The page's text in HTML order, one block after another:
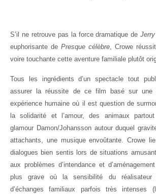
S’il ne retrouve pas la force dramatique de
euphorisante de Presque célèbre, Crowe
voire touchante cette aventure familiale plutôt
Tous les ingrédients d’un spectacle tout
assurer la réussite de ce film basé sur une
expérience humaine où il est question de
la solidarité et l’amour, des animaux
glamour Damon/Johansson autour duquel
attachants, une musique envoûtante. Crowe
dialogues bien sentis lors de situations
aux problèmes d’intendance et
plus grave où la sensibilité du réalisateur
d’échanges familiaux parfois très intenses